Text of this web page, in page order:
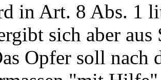
in Art. 8 Abs. 1
sich aber
Opfer soll nach